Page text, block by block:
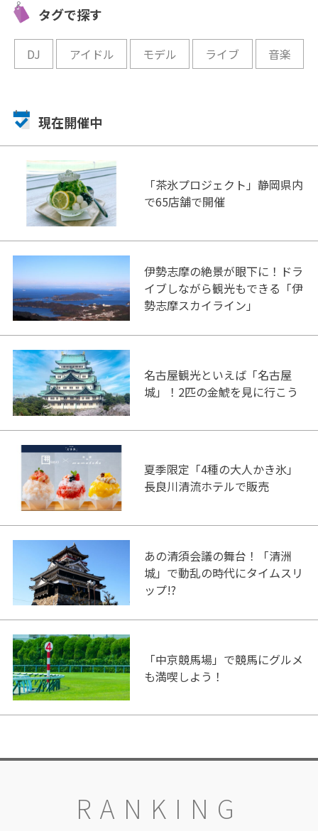
開催中
開催中
タグで探す
DJ アイドル モデル ライブ 音楽
現在開催中
「茶氷プロジェクト」静岡県内
で65店舗で開催
伊勢志摩の絶景が眼下に！ドラ
イブしながら観光もできる「伊
勢志摩スカイライン」
名古屋観光といえば「名古屋
城」！2匹の金鯱を見に行こう
夏季限定「4種の大人かき氷」
長良川清流ホテルで販売
あの清須会議の舞台！「清洲
城」で動乱の時代にタイムスリ
ップ!?
「中京競馬場」で競馬にグルメ
も満喫しよう！
RANKING